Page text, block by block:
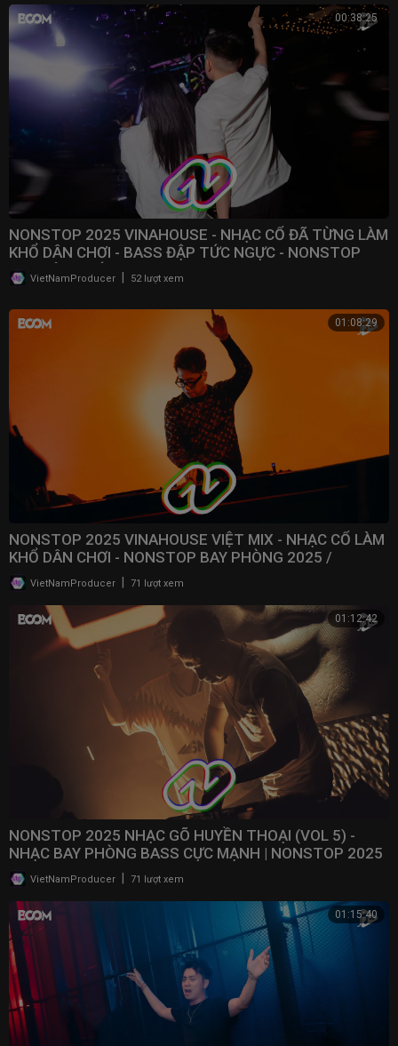
2021,vinahause 2021,nhạc nonstop 2021, nhạc remix gây nghiện
2021,nhac dj remix,nhac nonstop 2021 cuc manh,nhac remix,nhac dj
remix 2021 mới nhat hien nay,dj nonstop 2021,viet mix 2021,dj hay nhất
00:38:25
NONSTOP 2025 VINAHOUSE - NHẠC CỔ ĐÃ TỪNG LÀM
KHỔ DÂN CHƠI - BASS ĐẬP TỨC NGỰC - NONSTOP
BAY ĐÁM CƯỚI
VietNamProducer 52 lượt xem
01:08:29
NONSTOP 2025 VINAHOUSE VIỆT MIX - NHẠC CỔ LÀM
KHỔ DÂN CHƠI - NONSTOP BAY PHÒNG 2025 /
@NONSTOPVNDJ
VietNamProducer 71 lượt xem
01:12:42
NONSTOP 2025 NHẠC GÕ HUYỀN THOẠI (VOL 5) -
NHẠC BAY PHÒNG BASS CỰC MẠNH | NONSTOP 2025
VINAHOUSE
VietNamProducer 71 lượt xem
01:15:40